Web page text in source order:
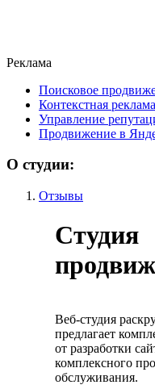
Реклама
Поисковое
Контекстная реклама
Управление
Продвижение в
О студии:
Отзывы
Студия
Веб-студия
предлагает
от разработки
комплексного
обслуживания.